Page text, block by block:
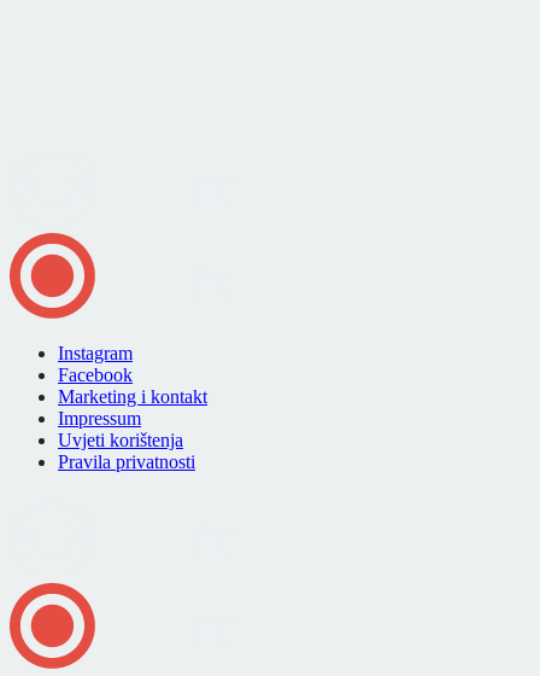
Instagram
Facebook
Marketing i kontakt
Impressum
Uvjeti korištenja
Pravila privatnosti